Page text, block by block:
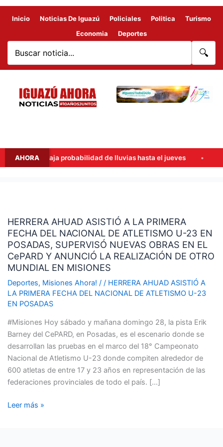
Inicio Noticias De Iguazú Policiales Politica
Turismo
Economia
Deportes
🔍
AHORA
y baja probabilidad de lluvias hasta el jueves
HERRERA AHUAD ASISTIÓ A LA PRIMERA
FECHA DEL NACIONAL DE ATLETISMO U-23 EN
POSADAS, SUPERVISÓ NUEVAS OBRAS EN EL
CePARD Y ANUNCIÓ LA REALIZACIÓN DE OTRO
MUNDIAL EN MISIONES
Deportes, Misiones Ahora! / / HERRERA AHUAD ASISTIÓ A
LA PRIMERA FECHA DEL NACIONAL DE ATLETISMO U-23
EN POSADAS
#Misiones Hoy sábado y mañana domingo 28, la pista Erik
Barney del CePARD, en Posadas, es el escenario donde se
desarrollan las pruebas en el marco del 18° Campeonato
Nacional de Atletismo U-23 donde compiten alrededor de
600 atletas de entre 17 y 23 años en representación de las
federaciones provinciales de todo el país. […]
ASISTIÓ
A
LA
PRIMERA
FECHA
DEL
NACIONAL
DE
ATLETISMO
U-
23
EN
POSADAS,
SUPERVISÓ
OBRAS
Leer más »